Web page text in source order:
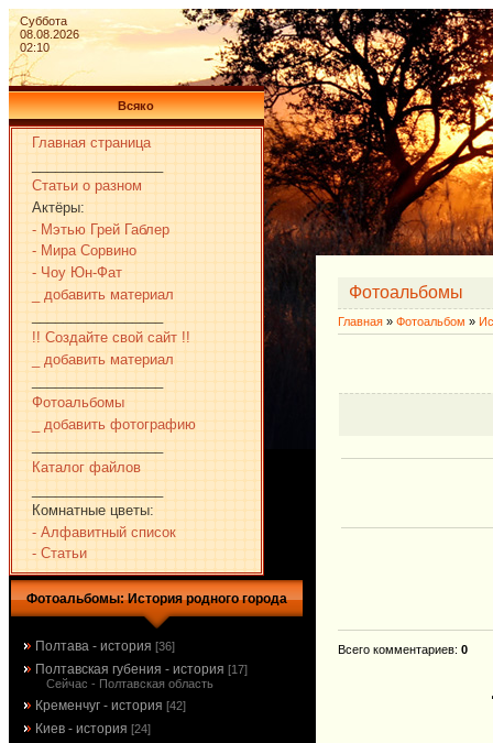
Суббота
08.08.2026
02:10
Всяко
Главная страница
Статьи о разном
Актёры:
- Мэтью Грей Габлер
- Мира Сорвино
- Чоу Юн-Фат
_ добавить материал
!! Создайте свой сайт !!
_ добавить материал
Фотоальбомы
_ добавить фотографию
Каталог файлов
Комнатные цветы:
- Алфавитный список
- Статьи
Фотоальбомы: История родного города
Полтава - история [36]
Полтавская губения - история [17]
Сейчас - Полтавская область
Кременчуг - история [42]
Киев - история [24]
Фотоальбомы
Главная » Фотоальбом »
Всего комментариев: 0